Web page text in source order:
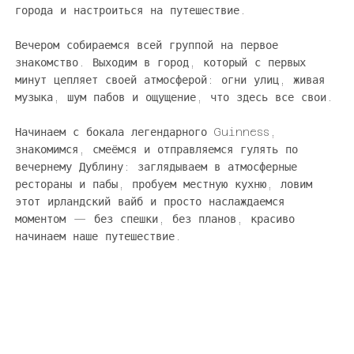
города и настроиться на путешествие.
Вечером собираемся всей группой на первое
знакомство. Выходим в город, который с первых
минут цепляет своей атмосферой: огни улиц, живая
музыка, шум пабов и ощущение, что здесь все свои.
Начинаем с бокала легендарного Guinness,
знакомимся, смеёмся и отправляемся гулять по
вечернему Дублину: заглядываем в атмосферные
рестораны и пабы, пробуем местную кухню, ловим
этот ирландский вайб и просто наслаждаемся
моментом — без спешки, без планов, красиво
начинаем наше путешествие.